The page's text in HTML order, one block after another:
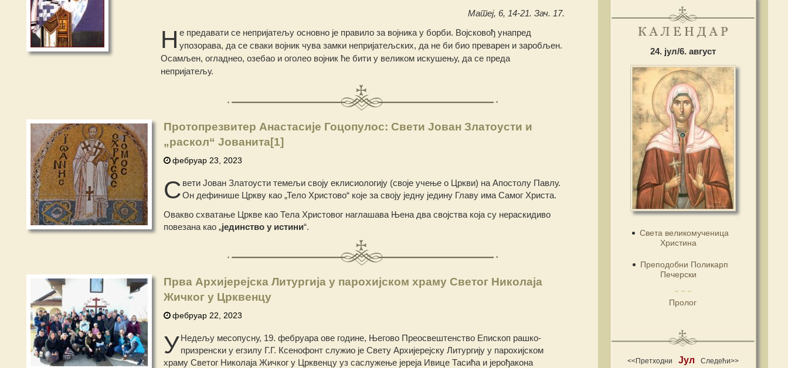
Матеј, 6, 14-21. Зач. 17.
Н е предавати се непријатељу основно је правило за војника у борби. Војсковођ унапред
упозорава, да се сваки војник чува замки непријатељских, да не би био преварен и заробљен.
Осамљен, огладнео, озебао и оголео војник ће бити у великом искушењу, да се преда
непријатељу.
Протопрезвитер Анастасије Гоцопулос: Свети Јован Златоусти и
„раскол“ Јованита[1]
фебруар 23, 2023
С вети Јован Златоусти темељи своју еклисиологију (своје учење о Цркви) на Апостолу Павлу.
Он дефинише Цркву као „Тело Христово“ које за своју једну једину Главу има Самог Христа.
Овакво схватање Цркве као Тела Христовог наглашава Њена два својства која су нераскидиво
повезана као „јединство у истини“.
Прва Архијерејска Литургија у парохијском храму Светог Николаја
Жичког у Црквенцу
фебруар 22, 2023
У Недељу месопусну, 19. фебруара ове године, Његово Преосвештенство Епископ рашко-
призренски у егзилу Г.Г. Ксенофонт служио је Свету Архијерејску Литургију у парохијском
храму Светог Николаја Жичког у Црквенцу уз саслужење јереја Ивице Тасића и јерођакона
24. јул/6. август
Света великомученица
Христина
Преподобни Поликарп
Печерски
Пролог
<<Претходни Јул Следећи>>